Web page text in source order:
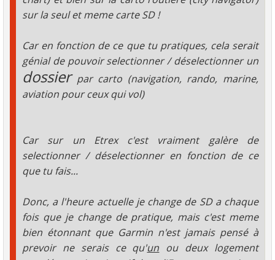
sur la seul et meme carte SD !
Car en fonction de ce que tu pratiques, cela serait
génial de pouvoir selectionner / déselectionner un
dossierpar carto (navigation, rando, marine,
aviation pour ceux qui vol)
Car sur un Etrex c'est vraiment galère de
selectionner / déselectionner en fonction de ce
que tu fais...
Donc, a l'heure actuelle je change de SD a chaque
fois que je change de pratique, mais c'est meme
bien étonnant que Garmin n'est jamais pensé à
prevoir ne serais ce qu'un ou deux logement